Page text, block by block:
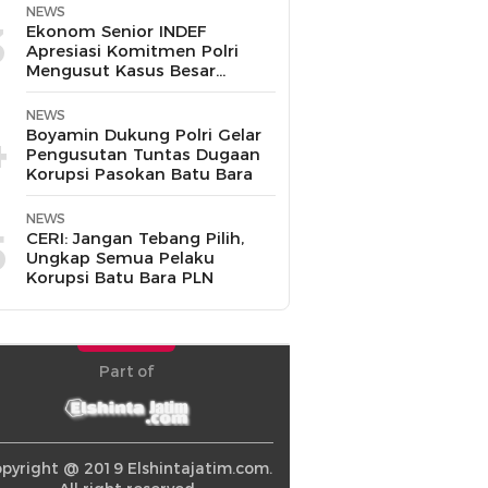
Disalahgunakan
NEWS
Ekonom Senior INDEF
Apresiasi Komitmen Polri
Mengusut Kasus Besar
hingga Tuntas
NEWS
Boyamin Dukung Polri Gelar
Pengusutan Tuntas Dugaan
Korupsi Pasokan Batu Bara
NEWS
CERI: Jangan Tebang Pilih,
Ungkap Semua Pelaku
Korupsi Batu Bara PLN
Part of
@ 2019 Elshintajatim.com.